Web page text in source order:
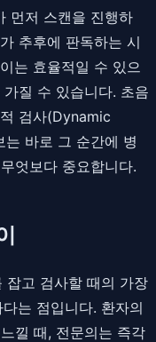
먼저 스캔을 진행하
추후에 판독하는 시
는 효율적일 수 있으
질 수 있습니다. 초음
검사(Dynamic
바로 그 순간에 병
엇보다 중요합니다.
잡고 검사할 때의 가장
는 점입니다. 환자의
낄 때, 전문의는 즉각